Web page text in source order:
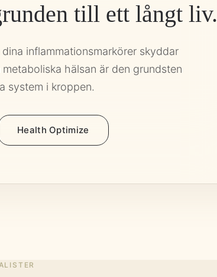
till ett långt liv.
inflammationsmarkörer skyddar
hälsan är den grundsten
system i kroppen.
Health Optimize